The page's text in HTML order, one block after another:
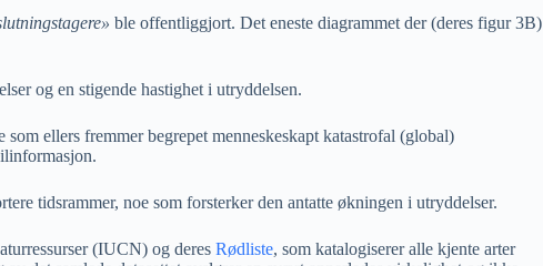
ble offentliggjort. Det eneste diagrammet der (deres figur 3B)
og en stigende hastighet i utryddelsen.
ellers fremmer begrepet menneskeskapt katastrofal (global)
tidsrammer, noe som forsterker den antatte økningen i utryddelser.
(IUCN) og deres Rødliste, som katalogiserer alle kjente arter